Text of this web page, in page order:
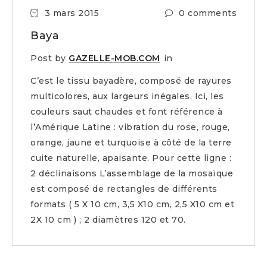
3 mars 2015 0 comments
Baya
Post by GAZELLE-MOB.COM in
C’est le tissu bayadère, composé de rayures
multicolores, aux largeurs inégales. Ici, les
couleurs saut chaudes et font référence à
l’Amérique Latine : vibration du rose, rouge,
orange, jaune et turquoise à côté de la terre
cuite naturelle, apaisante. Pour cette ligne :
2 déclinaisons L’assemblage de la mosaïque
est composé de rectangles de différents
formats ( 5 X 10 cm, 3,5 X10 cm, 2,5 X10 cm et
2X 10 cm ) ; 2 diamètres 120 et 70.